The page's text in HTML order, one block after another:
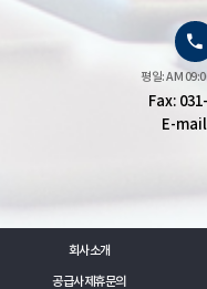
평일: AM
Fax:
E-
회사소개
공급사제휴문의